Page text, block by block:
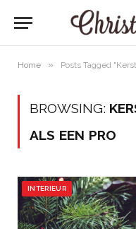
Home » Posts Tagged
BROWSING:
ALS EEN PRO
INTERIEUR